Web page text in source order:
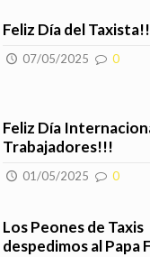
Feliz Día del
07/05/2025 0
Feliz Día
Trabajadores!!!
01/05/2025 0
Los Peones de Taxis
despedimos al Papa